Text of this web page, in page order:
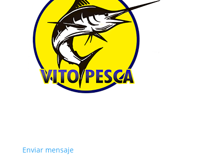
Enviar mensaje